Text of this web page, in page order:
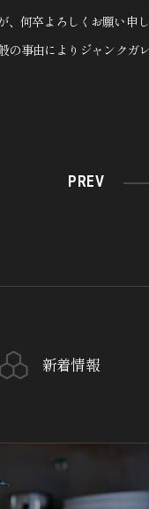
、何卒よろしくお願い申し
の事由によりジャンクガ
PREV
新着情報